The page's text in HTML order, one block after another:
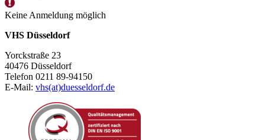
Keine Anmeldung möglich
VHS Düsseldorf
Yorckstraße 23
40476 Düsseldorf
Telefon 0211 89-94150
E-Mail: vhs(at)duesseldorf.de